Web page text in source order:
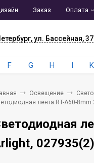
Заказ Оплата
ул. Бассейная, 37
F G H I K
Освещение
лента RT-A60-
027935(2)